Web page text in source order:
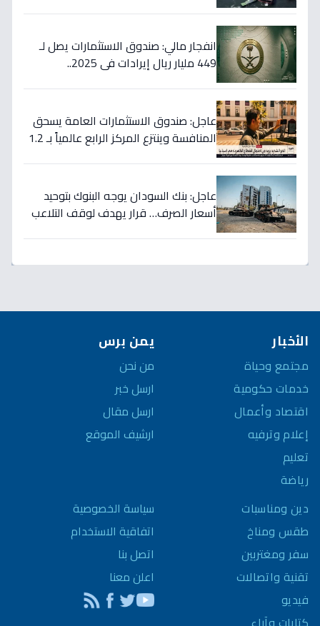
انفجار مالي: صندوق الاستثمارات يصل لـ
449 مليار ريال إيرادات في 2025..
عاجل: صندوق الاستثمارات العامة يسحق
المنافسة وينتزع المركز الرابع عالمياً بـ 1.2
عاجل: بنك السودان يوجه البنوك بتوحيد
أسعار الصرف… قرار يهدف لوقف التلاعب
الأخبار
مجتمع وحياة
خدمات حكومية
اقتصاد وأعمال
إعلام وترفيه
تعليم
رياضة
دين ومناسبات
طقس ومناخ
سفر ومغتربين
تقنية واتصالات
فيديو
يمن برس
من نحن
ارسل خبر
ارسل مقال
ارشيف الموقع
سياسة الخصوصية
اتفاقية الاستخدام
اتصل بنا
اعلن معنا